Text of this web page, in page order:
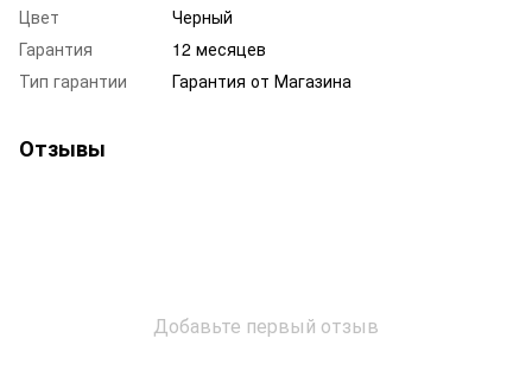
Цвет
Черный
Гарантия
12 месяцев
Тип гарантии
Гарантия от Магазина
Отзывы
Добавьте первый отзыв